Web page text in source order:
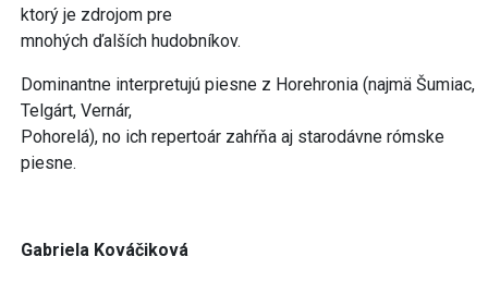
ktorý je zdrojom pre
mnohých ďalších hudobníkov.
Dominantne interpretujú piesne z Horehronia (najmä Šumiac,
Telgárt, Vernár,
Pohorelá), no ich repertoár zahŕňa aj starodávne rómske
piesne.
Gabriela Kováčiková